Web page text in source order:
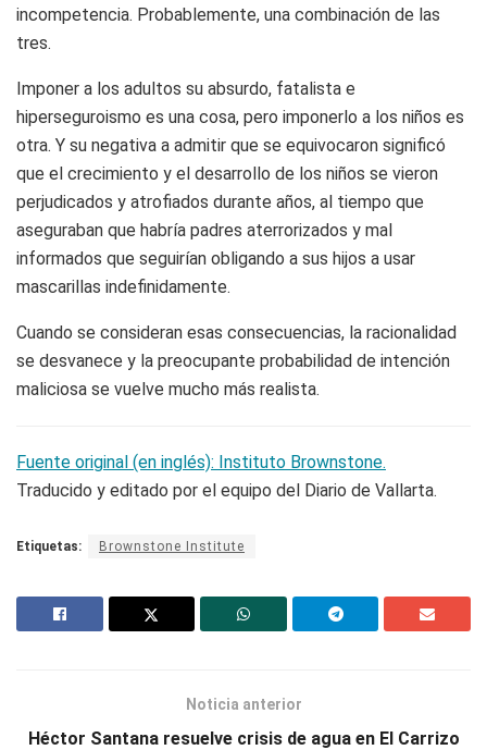
incompetencia. Probablemente, una combinación de las
tres.
Imponer a los adultos su absurdo, fatalista e
hiperseguroismo es una cosa, pero imponerlo a los niños es
otra. Y su negativa a admitir que se equivocaron significó
que el crecimiento y el desarrollo de los niños se vieron
perjudicados y atrofiados durante años, al tiempo que
aseguraban que habría padres aterrorizados y mal
informados que seguirían obligando a sus hijos a usar
mascarillas indefinidamente.
Cuando se consideran esas consecuencias, la racionalidad
se desvanece y la preocupante probabilidad de intención
maliciosa se vuelve mucho más realista.
Fuente original (en inglés): Instituto Brownstone.
Traducido y editado por el equipo del Diario de Vallarta.
Etiquetas: Brownstone Institute
Noticia anterior
Héctor Santana resuelve crisis de agua en El Carrizo